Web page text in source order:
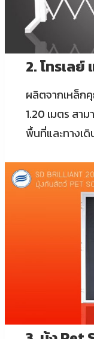
2. โทรเล
ผลิตจากเหล็ก
1.20 เมตร สา
พื้นที่และทางเดิ